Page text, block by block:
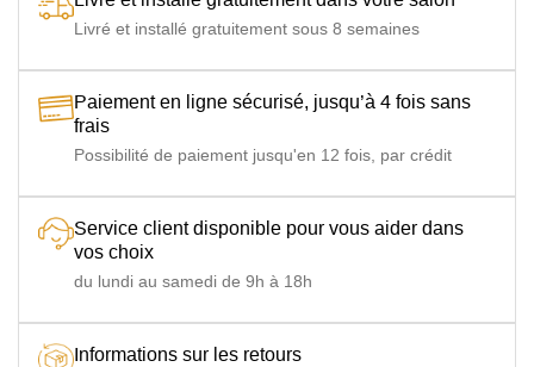
Livré et installé gratuitement sous 8 semaines
Paiement en ligne sécurisé, jusqu’à 4 fois sans
frais
Possibilité de paiement jusqu'en 12 fois, par crédit
Service client disponible pour vous aider dans
vos choix
du lundi au samedi de 9h à 18h
Informations sur les retours